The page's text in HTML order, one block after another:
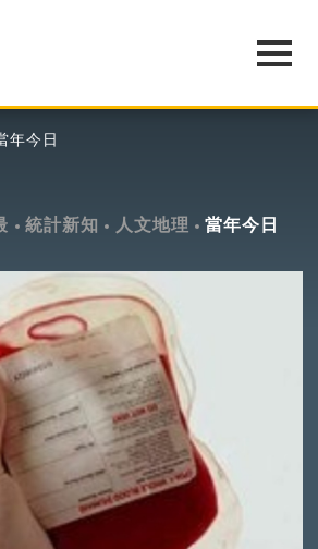
年今日
統計新知 人文地理 當年今日